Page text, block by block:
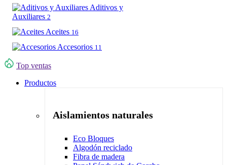
Aditivos y
Auxiliares 2
Aceites 16
Accesorios 11
Top ventas
Productos
Aislamientos naturales
Eco Bloques
Algodón reciclado
Fibra de madera